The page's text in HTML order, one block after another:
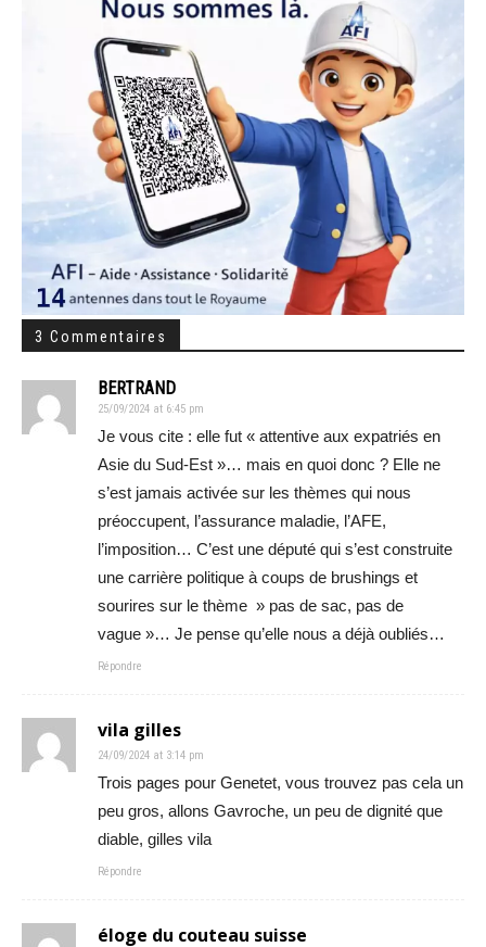
3 Commentaires
BERTRAND
25/09/2024 at 6:45 pm
Je vous cite : elle fut « attentive aux expatriés en
Asie du Sud-Est »… mais en quoi donc ? Elle ne
s’est jamais activée sur les thèmes qui nous
préoccupent, l’assurance maladie, l’AFE,
l’imposition… C’est une député qui s’est construite
une carrière politique à coups de brushings et
sourires sur le thème » pas de sac, pas de
vague »… Je pense qu’elle nous a déjà oubliés…
Répondre
vila gilles
24/09/2024 at 3:14 pm
Trois pages pour Genetet, vous trouvez pas cela un
peu gros, allons Gavroche, un peu de dignité que
diable, gilles vila
Répondre
éloge du couteau suisse